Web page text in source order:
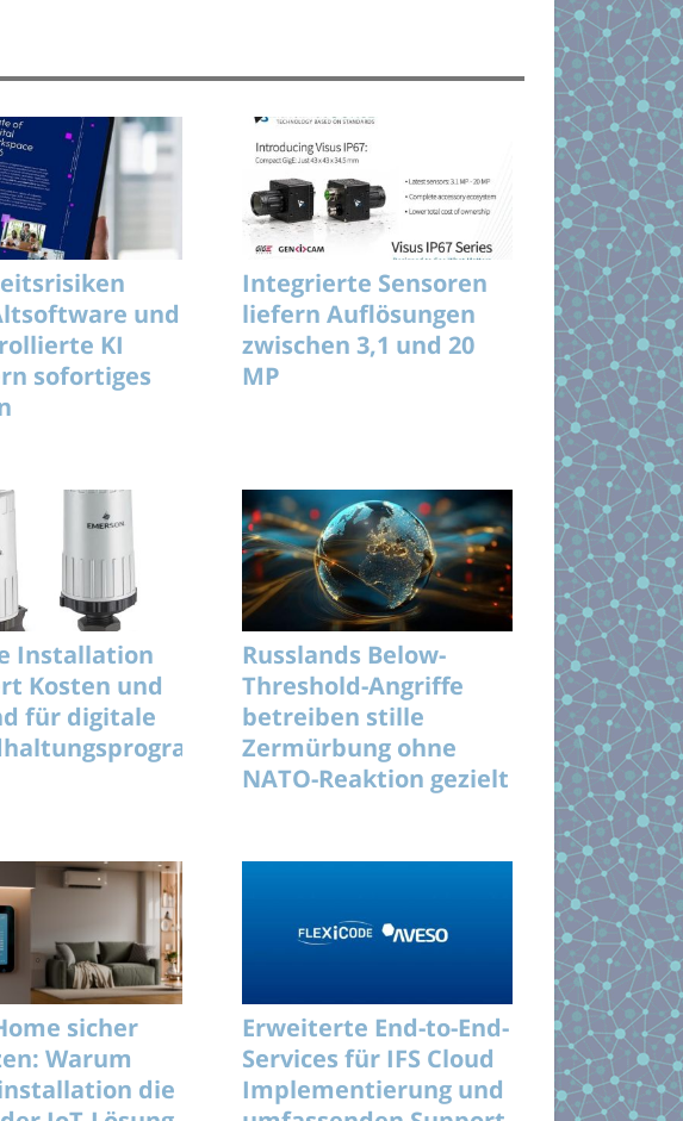
und
KI
sofortiges
Integrierte Sensoren
liefern Auflösungen
zwischen 3,1 und 20
MP
Installation
Kosten und
für digitale
Russlands Below-
Threshold-Angriffe
betreiben stille
Zermürbung ohne
NATO-Reaktion gezielt
sicher
Warum
die
Erweiterte End-to-End-
Services für IFS Cloud
Implementierung und